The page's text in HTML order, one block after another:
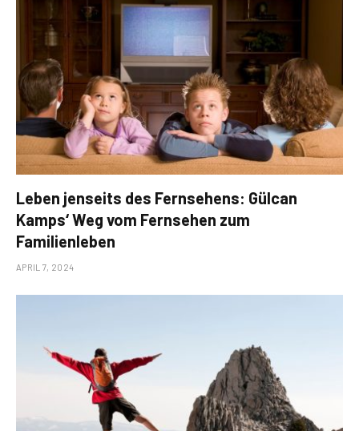
Leben jenseits des Fernsehens: Gülcan
Kamps‘ Weg vom Fernsehen zum
Familienleben
APRIL 7, 2024